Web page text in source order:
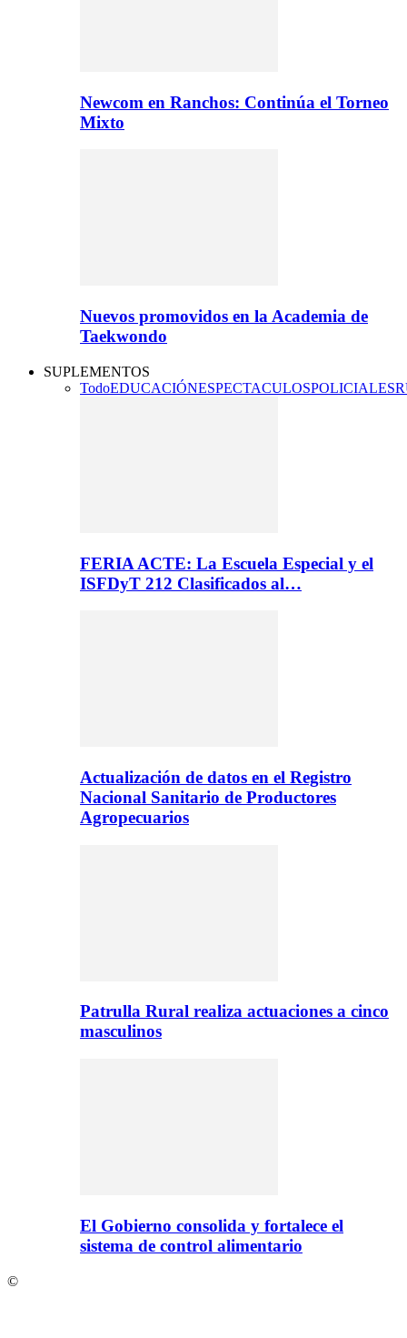
Newcom en Ranchos: Continúa el Torneo
Mixto
Nuevos promovidos en la Academia de
Taekwondo
SUPLEMENTOS
TodoEDUCACIÓNESPECTACULOSPOLICIALES
FERIA ACTE: La Escuela Especial y el
ISFDyT 212 Clasificados al…
Actualización de datos en el Registro
Nacional Sanitario de Productores
Agropecuarios
Patrulla Rural realiza actuaciones a cinco
masculinos
El Gobierno consolida y fortalece el
sistema de control alimentario
©